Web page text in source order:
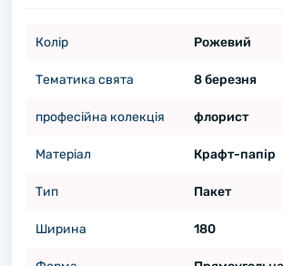
Колір Рожевий
Тематика свята 8 березня
професійна колекція флорист
Матеріал Крафт-папір
Тип Пакет
Ширина 180